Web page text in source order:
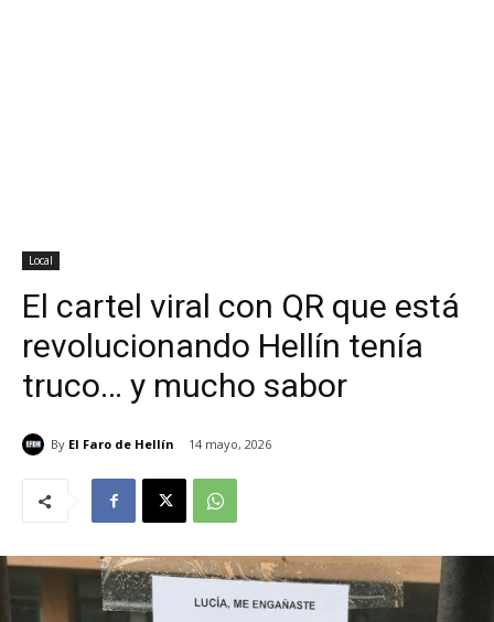
Local
El cartel viral con QR que está
revolucionando Hellín tenía
truco… y mucho sabor
By El Faro de Hellín 14 mayo, 2026